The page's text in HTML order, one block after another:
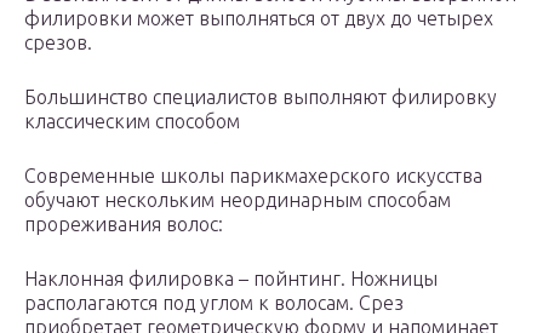
филировки может выполняться от двух до четырех
срезов.
Большинство специалистов выполняют филировку
классическим способом
Современные школы парикмахерского искусства
обучают нескольким неординарным способам
прореживания волос:
Наклонная филировка – пойнтинг. Ножницы
располагаются под углом к волосам. Срез
приобретает геометрическую форму и напоминает